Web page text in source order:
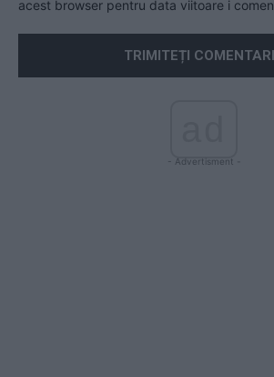
acest browser pentru data viitoare i
- Advertisment -